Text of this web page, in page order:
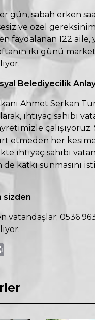
gün, sabah erken
ve özel
faydalanan 122 aile,
iki günü
Belediyecilik
Ahmet Serkan
ihtiyaç sahibi
çalışıyoruz.
etmeden her
ihtiyaç sahibi
de katkı
sizden
vatandaşlar; 0536